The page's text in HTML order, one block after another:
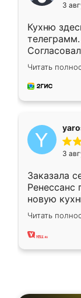
3
Кухню
недели
довольны
мебель за
Читать
3
Заказала
Ренессанс
новую
вполне
два года,
Читать